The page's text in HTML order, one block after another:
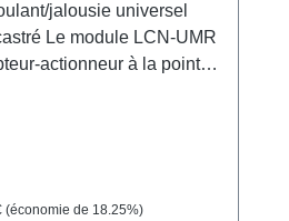
jalousie universel
Le module LCN-UMR
actionneur à la pointe
de 230V. Le
:
(économie de 18.25%)